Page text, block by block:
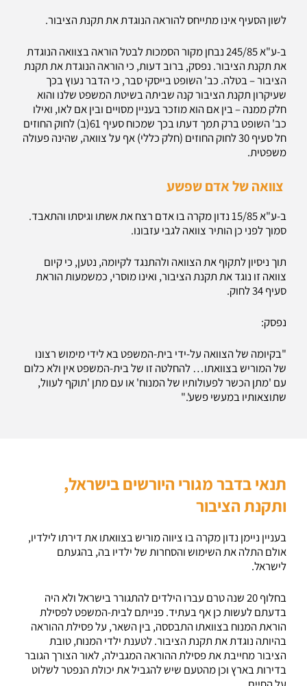
לשון הסעיף אינו מתייחס להוראה הנוגדת את תקנת הציבור.
ב-ע"א 245/85 נבחן מקור הסמכות לבטל הוראה בצוואה הנוגדת
את תקנת הציבור. נפסק, ברוב דעות, כי הוראה הנוגדת את תקנת
הציבור – בטלה. כב' השופט בייסקי סבר, כי הדבר נעוץ בכך
שעיקרון תקנת הציבור קנה שביתה בשיטת המשפט שלנו והוא
חלק ממנה – בין אם הוא מוזכר בעניין מסויים ובין אם לאו, ואילו
כב' השופט ברק תמך דעתו בכך שמכוח סעיף 61(ב) לחוק החוזים
חל סעיף 30 לחוק החוזים (חלק כללי) אף על צוואה, שהינה פעולה
משפטית.
צוואה של אדם שפשע
ב-ע"א 15/85 נדון מקרה בו אדם רצח את אשתו וגיסתו והתאבד.
סמוך לפני כן הותיר צוואה לגבי עזבונו.
תוך ניסיון לתקוף את הצוואה ולהתנגד לקיומה, נטען, כי קיום
צוואה זו נוגד את תקנת הציבור, ואינו מוסרי, כמשמעות הוראת
סעיף 34 לחוק.
נפסק:
"בקיומה של הצוואה על-ידי בית-המשפט בא לידי מימוש רצונו
של המוריש בצוואתו… להחלטה זו של בית-המשפט אין ולא כלום
עם 'מתן הכשר לפעולותיו של המנוח' או עם מתן 'תוקף לעוול,
שתוצאותיו במעשי פשע'."
תנאי בדבר מגורי היורשים בישראל,
ותקנת הציבור
בעניין ניימן נדון מקרה בו ציווה מוריש בצוואתו את דירתו לילדיו,
אולם התלה את השימוש והסחרות של ילדיו בה, בהגעתם
לישראל.
בחלוף 20 שנה טרם עברו הילדים להתגורר בישראל ולא היה
בדעתם לעשות כן אף בעתיד. פנייתם לבית-המשפט לפסילת
הוראת המנוח בצוואתו התבססה, בין השאר, על פסילת ההוראה
בהיותה נוגדת את תקנת הציבור. לטענת ילדי המנוח, טובת
הציבור מחייבת את פסילת ההוראה המגבילה, לאור הצורך הגובר
בדירות בארץ וכן מהטעם שיש להגביל את יכולת הנפטר לשלוט